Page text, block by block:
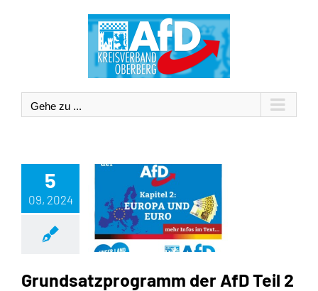
Gehe zu ...
5
09, 2024
Grundsatzprogramm der AfD Teil 2